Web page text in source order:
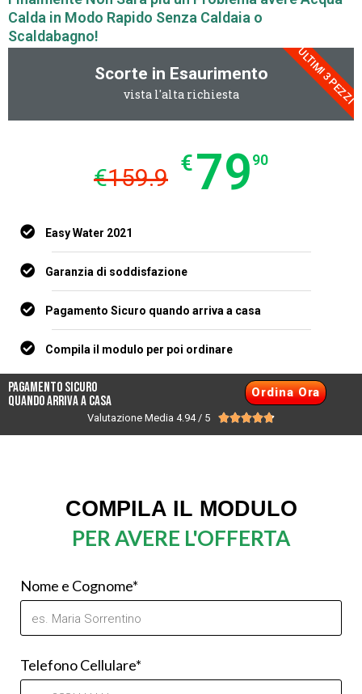
Calda in Modo Rapido Senza Caldaia o
Scaldabagno!
Scorte in Esaurimento
vista l'alta richiesta
€159.9 €7990
Easy Water 2021
Garanzia di soddisfazione
Pagamento Sicuro quando arriva a casa
Compila il modulo per poi ordinare
ULTIMI 3 PEZZI
Pagamento Sicuro
quando arriva a casa
Ordina Ora
Valutazione Media 4.94 / 5 
COMPILA IL MODULO
PER AVERE L'OFFERTA
Nome e Cognome*
Telefono Cellulare*